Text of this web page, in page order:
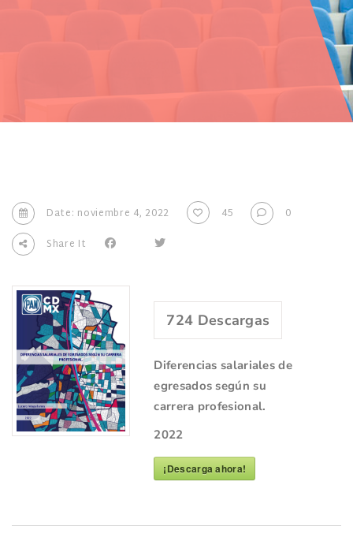
Date: noviembre 4, 2022 45
0
Share It
724 Descargas
Diferencias salariales de
egresados según su
carrera profesional.
2022
¡Descarga ahora!